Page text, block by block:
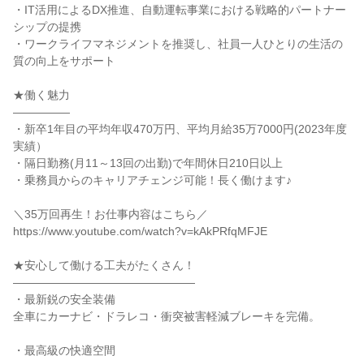
・IT活用によるDX推進、自動運転事業における戦略的パートナー
シップの提携
・ワークライフマネジメントを推奨し、社員一人ひとりの生活の
質の向上をサポート
★働く魅力
―――――
・新卒1年目の平均年収470万円、平均月給35万7000円(2023年度
実績）
・隔日勤務(月11～13回の出勤)で年間休日210日以上
・乗務員からのキャリアチェンジ可能！長く働けます♪
＼35万回再生！お仕事内容はこちら／
https://www.youtube.com/watch?v=kAkPRfqMFJE
★安心して働ける工夫がたくさん！
――――――――――――――――
・最新鋭の安全装備
全車にカーナビ・ドラレコ・衝突被害軽減ブレーキを完備。
・最高級の快適空間